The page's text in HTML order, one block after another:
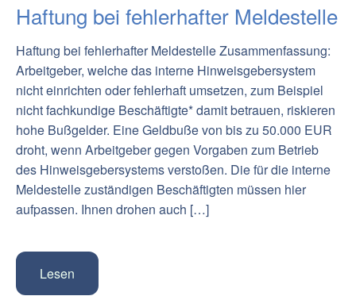
Haftung bei fehlerhafter Meldestelle
Haftung bei fehlerhafter Meldestelle Zusammenfassung:
Arbeitgeber, welche das interne Hinweisgebersystem
nicht einrichten oder fehlerhaft umsetzen, zum Beispiel
nicht fachkundige Beschäftigte* damit betrauen, riskieren
hohe Bußgelder. Eine Geldbuße von bis zu 50.000 EUR
droht, wenn Arbeitgeber gegen Vorgaben zum Betrieb
des Hinweisgebersystems verstoßen. Die für die interne
Meldestelle zuständigen Beschäftigten müssen hier
aufpassen. Ihnen drohen auch […]
Lesen